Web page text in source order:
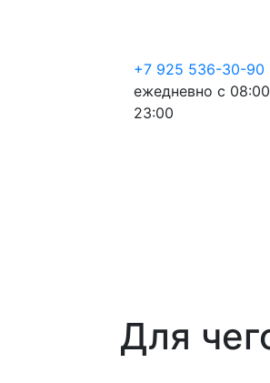
+7 925 536-30-90
ежедневно с
23:00
Для